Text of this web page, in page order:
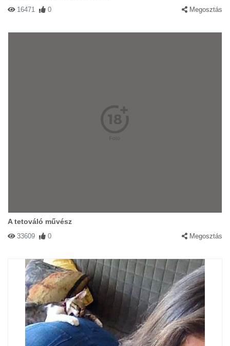
16471 0 Megosztás
A tetováló művész
33609 0 Megosztás